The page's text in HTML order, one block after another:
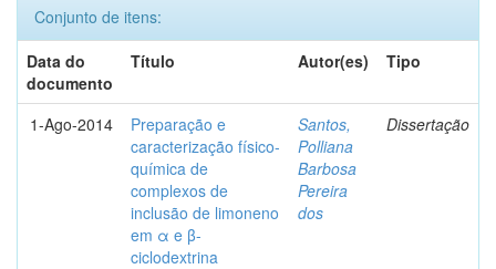
Conjunto de itens:
Data do
documento
Título Autor(es) Tipo
1-Ago-2014
Preparação e
caracterização físico-
química de
complexos de
inclusão de limoneno
em α e β-
ciclodextrina
Santos,
Polliana
Barbosa
Pereira
dos
Dissertação